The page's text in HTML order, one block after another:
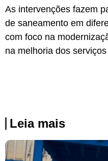
As intervenções fazem
de saneamento em
com foco na
na melhoria dos
Leia mais